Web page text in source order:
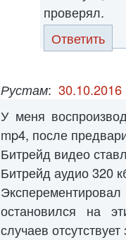
проверял.
Ответить
Рустам: 30.10.2016
У меня
mp4, после
Битрейд видео
Битрейд аудио 320
остановился на
случаев отсутствует